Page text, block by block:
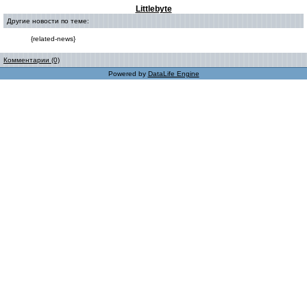
Littlebyte
Другие новости по теме:
{related-news}
Комментарии (0)
Powered by DataLife Engine